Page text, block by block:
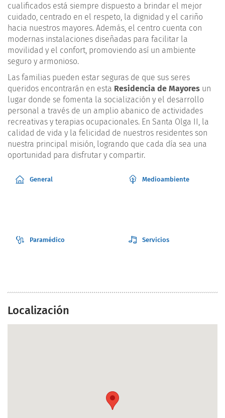
cualificados está siempre dispuesto a brindar el mejor
cuidado, centrado en el respeto, la dignidad y el cariño
hacia nuestros mayores. Además, el centro cuenta con
modernas instalaciones diseñadas para facilitar la
movilidad y el confort, promoviendo así un ambiente
seguro y armonioso.
Las familias pueden estar seguras de que sus seres
queridos encontrarán en esta Residencia de Mayores un
lugar donde se fomenta la socialización y el desarrollo
personal a través de un amplio abanico de actividades
recreativas y terapias ocupacionales. En Santa Olga II, la
calidad de vida y la felicidad de nuestros residentes son
nuestra principal misión, logrando que cada día sea una
oportunidad para disfrutar y compartir.
General Medioambiente
Paramédico Servicios
Localización